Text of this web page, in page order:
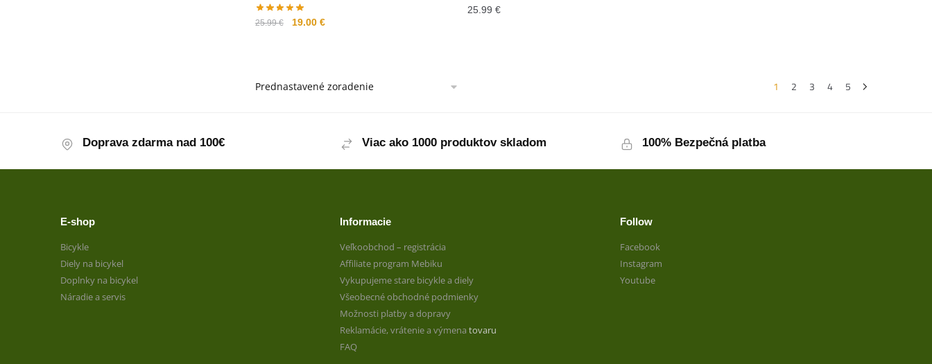
25.99€ 19.00 €
25.99 €
1 2 3 4 5
Doprava zdarma nad 100€ Viac ako 1000 produktov skladom 100% Bezpečná platba
E-shop
Bicykle
Diely na bicykel
Doplnky na bicykel
Náradie a servis
Informacie
Veľkoobchod – registrácia
Affiliate program Mebiku
Vykupujeme stare bicykle a diely
Všeobecné obchodné podmienky
Možnosti platby a dopravy
Reklamácie, vrátenie a výmenatovaru
FAQ
Follow
Facebook
Instagram
Youtube